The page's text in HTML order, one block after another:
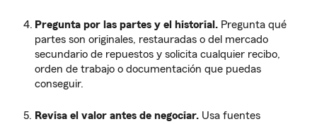
Pregunta por las partes y el historial. Pregunta qué
partes son originales, restauradas o del mercado
secundario de repuestos y solicita cualquier recibo,
orden de trabajo o documentación que puedas
conseguir.
Revisa el valor antes de negociar. Usa fuentes